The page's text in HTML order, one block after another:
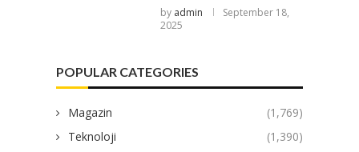
by admin
September 18,
2025
POPULAR CATEGORIES
Magazin
(1,769)
Teknoloji
(1,390)